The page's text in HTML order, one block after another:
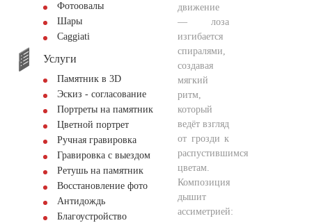
Фотоовалы
Шары
Сaggiati
Услуги
Памятник в 3D
Эскиз - согласование
Портреты на памятник
Цветной портрет
Ручная гравировка
Гравировка с выездом
Ретушь на памятник
Восстановление фото
Антидождь
Благоустройство
движение
— лоза
изгибается
спиралями,
создавая
мягкий
ритм,
который
ведёт взгляд
от грозди к
распустившимся
цветам.
Композиция
дышит
ассиметрией: